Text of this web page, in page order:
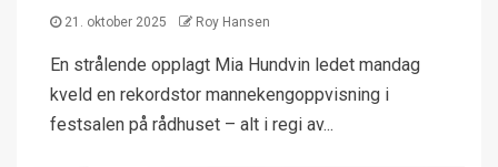
21. oktober 2025 Roy Hansen
En strålende opplagt Mia Hundvin ledet mandag
kveld en rekordstor mannekengoppvisning i
festsalen på rådhuset – alt i regi av...